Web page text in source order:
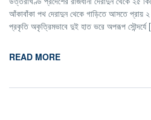
আঁকাবাঁকা পথ দেরাদুন থেকে গাড়িতে আসতে প্রায় ২
প্রকৃতি অকৃত্রিমভাবে দুই হাত ভরে অপরূপ
READ MORE